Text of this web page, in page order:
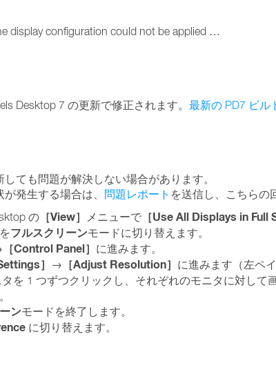
display configuration could not be applied …
Desktop 7 の更新で修正されます。 最新の PD7 ビル
ても問題が解決しない場合があります。
発生する場合は、 問題レポート を送信し、こちらの
の ［View］ メニューで ［Use All Displays in Full
フルスクリーンモードに切り替えます。
［Control Panel］ に進みます。
］ → ［Adjust Resolution］
に進みます（左ペイ
を 1 つずつクリックし、それぞれのモニタに対して
ンモードを終了します。
に切り替えます。